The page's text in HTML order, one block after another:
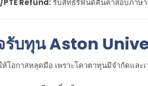
PTE Refund: รับสิทธิ์รีฟันด์คืนค่าสอบภาษา
รับทุน Aston
โอกาสหลุดมือ เพราะโควตาทุนมีจำกัดและ